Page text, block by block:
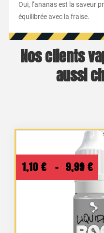
Oui, l’ananas est la saveur
équilibrée avec la fraise.
Nos clients
aussi
1,10 € – 9,99 €